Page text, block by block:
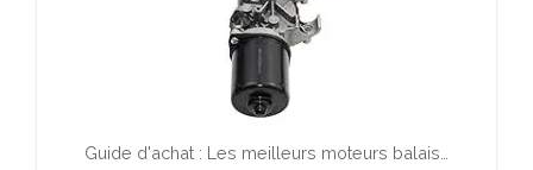
Guide d'achat : Les meilleurs moteurs balais…